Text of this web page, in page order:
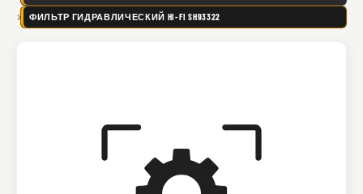
ФИЛЬТР ГИДРАВЛИЧЕСКИЙ HI-FI SH93322